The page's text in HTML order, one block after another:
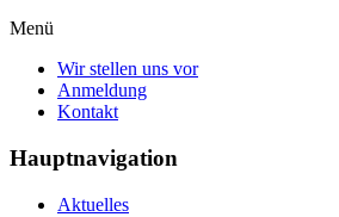
Menü
Wir stellen uns vor
Anmeldung
Kontakt
Hauptnavigation
Aktuelles